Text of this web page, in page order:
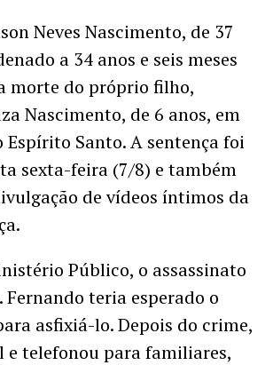
Neves Nascimento, de 37
a 34 anos e seis meses
morte do próprio filho,
Nascimento, de 6 anos, em
Espírito Santo. A sentença foi
sexta-feira (7/8) e também
de vídeos íntimos da
Público, o assassinato
teria esperado o
asfixiá-lo. Depois do crime,
e telefonou para familiares,